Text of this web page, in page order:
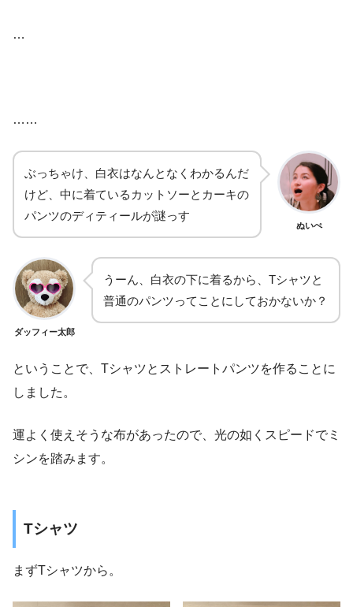
…
……
ぶっちゃけ、白衣はなんとなくわかるんだ
けど、中に着ているカットソーとカーキの
パンツのディティールが謎っす
ぬいぺ
ダッフィー太郎
うーん、白衣の下に着るから、 Tシャツと
普通のパンツってことにしておかないか？
ということで、 Tシャツとストレートパンツを作ることに
しました。
運よく使えそうな布があったので、光の如くスピードでミ
シンを踏みます。
Tシャツ
まずTシャツから。